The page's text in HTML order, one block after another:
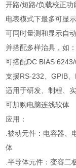
开路/短路/负载校正功
电表模式下最多可显
可同时量测和显示自
并搭配多样治具，如
可搭配DC BIAS
支援RS-232、GPIB
适用于研发、制程、
可加购电脑连线软体
应用：
.被动元件：电容器、
体
.半导体元件：变容二